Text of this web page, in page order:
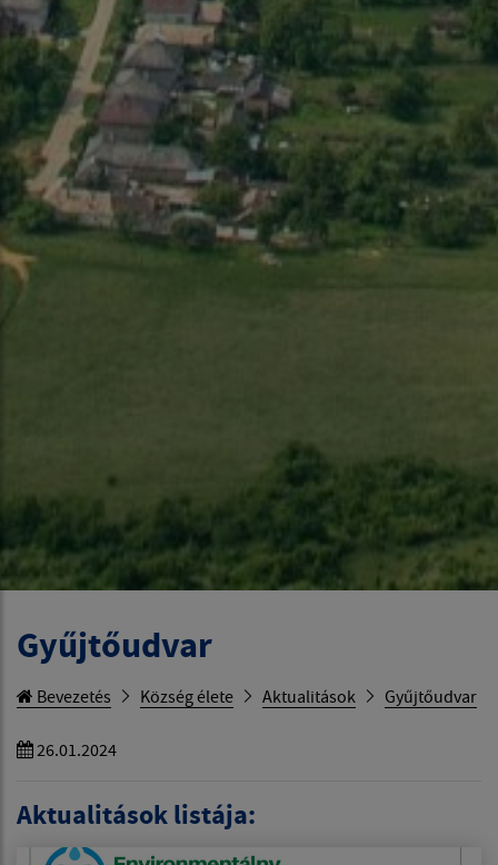
Gyűjtőudvar
Bevezetés Község élete Aktualitások Gyűjtőudvar
26.01.2024
Aktualitások listája: